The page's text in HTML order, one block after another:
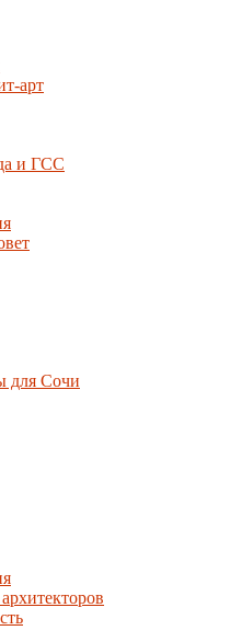
арт
и ГСС
для Сочи